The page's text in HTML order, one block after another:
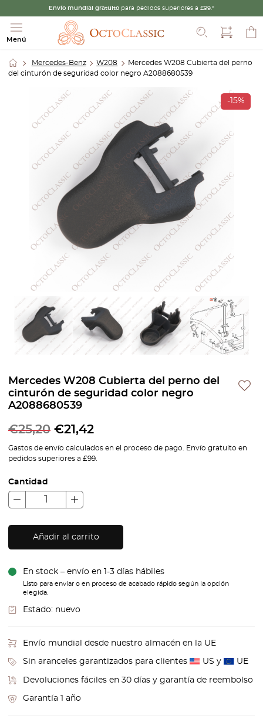
Envío mundial gratuito para pedidos superiores a £99.*
Menú
Mercedes-Benz W208
Mercedes W208 Cubierta del perno
del cinturón de seguridad color negro A2088680539
-15%
Mercedes W208 Cubierta del perno del
cinturón de seguridad color negro
A2088680539
€25,20 €21,42
Gastos de envío calculados en el proceso de pago. Envío gratuito en
pedidos superiores a £99.
Cantidad
Añadir al carrito
En stock – envío en 1-3 días hábiles
Listo para enviar o en proceso de acabado rápido según la opción
elegida.
Estado: nuevo
Envío mundial desde nuestro almacén en la UE
Sin aranceles garantizados para clientes US y UE
Devoluciones fáciles en 30 días y garantía de reembolso
Garantía 1 año